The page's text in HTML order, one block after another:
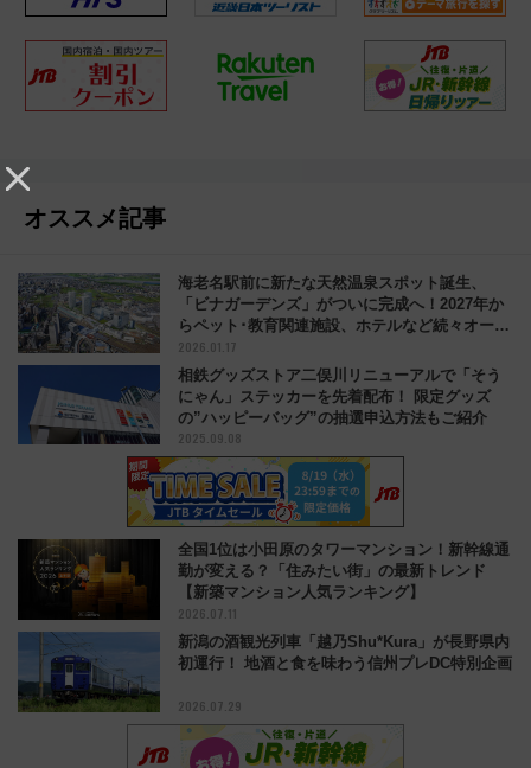
オススメ記事
海老名駅前に新たな天然温泉スポット誕生、
「ビナガーデンズ」がついに完成へ！2027年か
らペット･教育関連施設、ホテルなど続々オープ
ン
2026.01.17
相鉄グッズストア二俣川リニューアルで「そう
にゃん」ステッカーを先着配布！ 限定グッズ
の”ハッピーバッグ”の抽選申込方法もご紹介
2025.09.08
全国1位は小田原のタワーマンション！新幹線通
勤が変える？「住みたい街」の最新トレンド
【新築マンション人気ランキング】
2026.07.11
新潟の酒観光列車「越乃Shu*Kura」が長野県内
初運行！ 地酒と食を味わう信州プレDC特別企画
2026.07.29